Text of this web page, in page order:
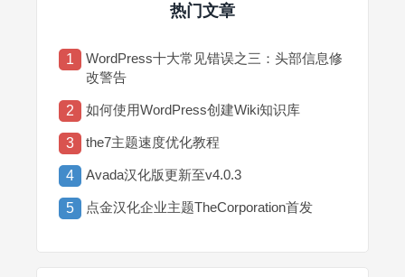
热门文章
1
WordPress十大常见错误之三：头部信息修
改警告
2 如何使用WordPress创建Wiki知识库
3 the7主题速度优化教程
4 Avada汉化版更新至v4.0.3
5 点金汉化企业主题TheCorporation首发